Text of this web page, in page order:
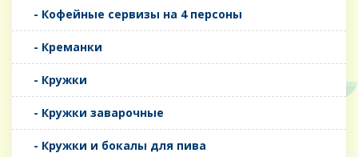
- Кофейные сервизы на 4 персоны
- Креманки
- Кружки
- Кружки заварочные
- Кружки и бокалы для пива